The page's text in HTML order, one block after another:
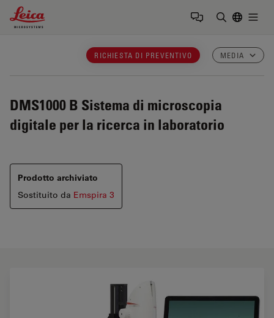
Leica Microsystems Logo
RICHIESTA DI PREVENTIVO MEDIA
DMS1000 B Sistema di microscopia
digitale per la ricerca in laboratorio
Prodotto archiviato
Sostituito da Emspira 3